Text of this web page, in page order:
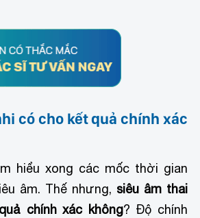
có cho kết quả chính xác
hiểu xong các mốc thời gian
âm. Thế nhưng, siêu âm thai
chính xác không? Độ chính